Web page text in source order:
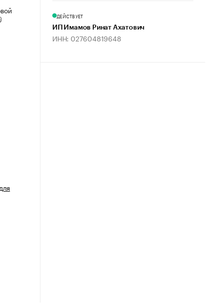
ДЕЙСТВУЕТ
ИП Имамов Ринат Ахатович
ИНН: 027604819648